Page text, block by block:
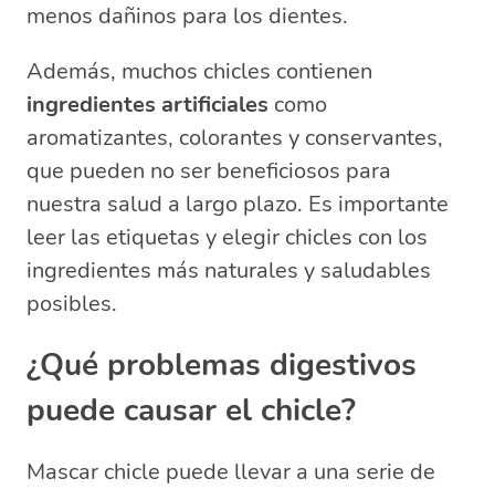
menos dañinos para los dientes.
Además, muchos chicles contienen
ingredientes artificiales como
aromatizantes, colorantes y conservantes,
que pueden no ser beneficiosos para
nuestra salud a largo plazo. Es importante
leer las etiquetas y elegir chicles con los
ingredientes más naturales y saludables
posibles.
¿Qué problemas digestivos
puede causar el chicle?
Mascar chicle puede llevar a una serie de